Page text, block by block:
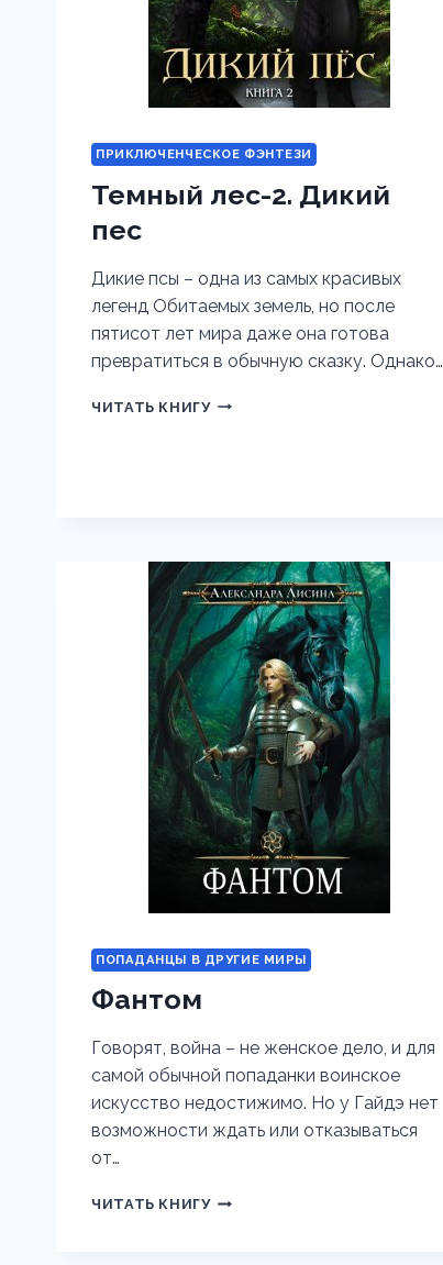
ПРИКЛЮЧЕНЧЕСКОЕ ФЭНТЕЗИ
Темный лес-2. Дикий
пес
Дикие псы – одна из самых красивых
легенд Обитаемых земель, но после
пятисот лет мира даже она готова
превратиться в обычную сказку. Однако…
ЧИТАТЬ КНИГУТЕМНЫЙ
ПОПАДАНЦЫ В ДРУГИЕ МИРЫ
Фантом
Говорят, война – не женское дело, и для
самой обычной попаданки воинское
искусство недостижимо. Но у Гайдэ нет
возможности ждать или отказываться
от…
ЧИТАТЬ КНИГУФАНТОМ